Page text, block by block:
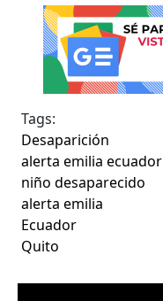
Tags:
Desaparición
alerta emilia ecuador
niño desaparecido
alerta emilia
Ecuador
Quito